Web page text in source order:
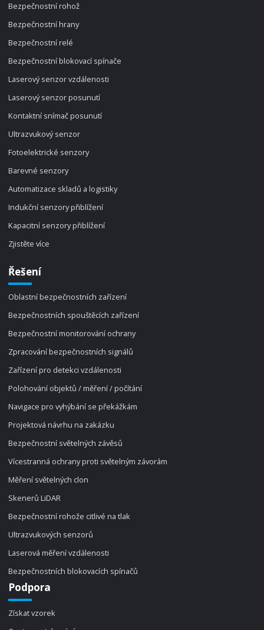
Bezpečnostní rohož
Bezpečnostní hrany
Bezpečnostní relé
Bezpečnostní blokovací spínače
Laserový senzor vzdálenosti
Laserový senzor posunutí
Kontaktní snímač posunutí
Ultrazvukový senzor
Fotoelektrické senzory
Barevné senzory
Automatizace skladů a logistiky
Indukční senzory přiblížení
Kapacitní senzory přiblížení
Zjistěte více
Řešení
Oblastní bezpečnostních zařízení
Bezpečnostních spouštěcích zařízení
Bezpečnostní monitorování ochrany
Zpracování bezpečnostních signálů
Zařízení pro detekci vzdálenosti
Polohování objektů / měření / počítání
Navigace pro vyhýbání se překážkám
Projektová návrhu na zakázku
Bezpečnostní světelných závěsů
Vícestranná ochrany proti světelným závorám
Měření světelných clon
Skenerů LiDAR
Bezpečnostní rohože citlivé na tlak
Ultrazvukových senzorů
Laserová měření vzdálenosti
Bezpečnostních blokovacích spínačů
Podpora
Získat vzorek